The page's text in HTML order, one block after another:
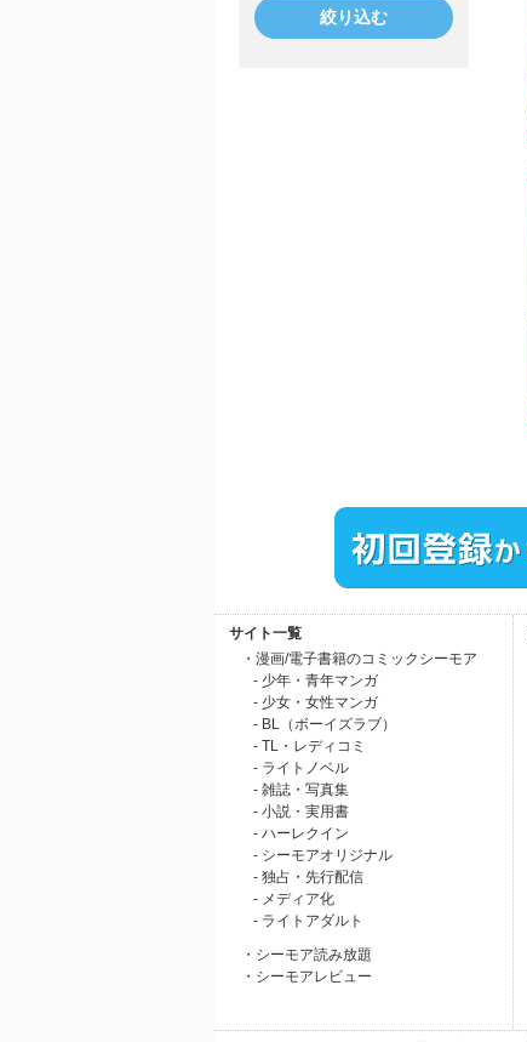
絞り込む
サイト一覧
・漫画/電子書籍のコミックシーモア
- 少年・青年マンガ
- 少女・女性マンガ
- BL（ボーイズラブ）
- TL・レディコミ
- ライトノベル
- 雑誌・写真集
- 小説・実用書
- ハーレクイン
- シーモアオリジナル
- 独占・先行配信
- メディア化
- ライトアダルト
・シーモア読み放題
・シーモアレビュー